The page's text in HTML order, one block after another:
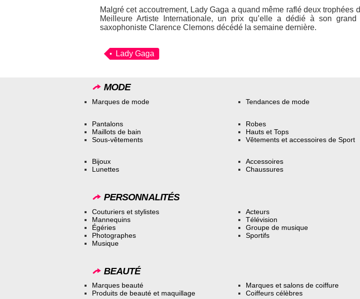
Malgré cet accoutrement, Lady Gaga a quand même raflé deux trophées
Meilleure Artiste Internationale, un prix qu’elle a dédié à son
saxophoniste Clarence Clemons décédé la semaine dernière.
Lady Gaga
MODE
Marques de mode Tendances de mode
Pantalons
Maillots de bain
Sous-vêtements
Robes
Hauts et Tops
Vêtements et accessoires de Sport
Bijoux
Lunettes
Accessoires
Chaussures
PERSONNALITÉS
Couturiers et stylistes
Mannequins
Égéries
Photographes
Musique
Acteurs
Télévision
Groupe de musique
Sportifs
BEAUTÉ
Marques beauté
Produits de beauté et maquillage
Marques et salons de coiffure
Coiffeurs célèbres